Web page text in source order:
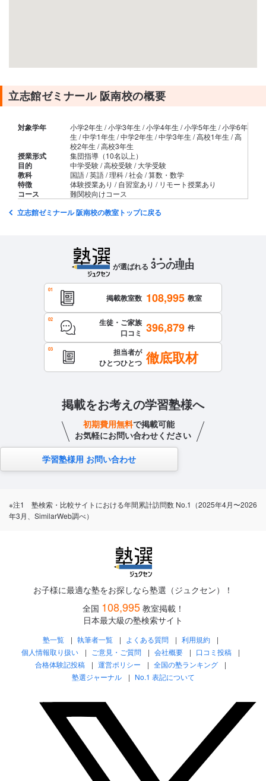
立志館ゼミナール 阪南校の概要
対象学年
小学2年生 / 小学3年生 / 小学4年生 / 小学5年生 / 小学6年
生 / 中学1年生 / 中学2年生 / 中学3年生 / 高校1年生 / 高
校2年生 / 高校3年生
授業形式 集団指導（10名以上）
目的 中学受験 / 高校受験 / 大学受験
教科 国語 / 英語 / 理科 / 社会 / 算数・数学
特徴 体験授業あり / 自習室あり / リモート授業あり
コース 難関校向けコース
立志館ゼミナール 阪南校の教室トップに戻る
が選ばれる 3つの理由
掲載教室数 108,995 教室
生徒・ご家族
口コミ 396,879 件
担当者が
ひとつひとつ 徹底取材
掲載をお考えの学習塾様へ
初期費用無料で掲載可能
お気軽にお問い合わせください
学習塾様用 お問い合わせ
※注1 塾検索・比較サイトにおける年間累計訪問数 No.1（2025年4月〜2026
年3月、SimilarWeb調べ）
お子様に最適な塾をお探しなら塾選（ジュクセン）！
全国 108,995 教室掲載！
日本最大級の塾検索サイト
塾一覧 執筆者一覧 よくある質問
利用規約
個人情報取り扱い
ご意見・ご質問 会社概要
口コミ投稿
合格体験記投稿
運営ポリシー
全国の塾ランキング
塾選ジャーナル
No.1 表記について